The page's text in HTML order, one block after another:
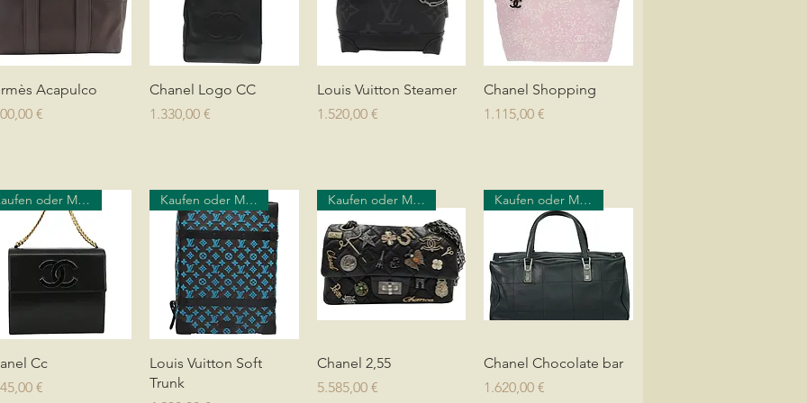
Schnellansicht
Acapulco
€
Schnellansicht
Chanel Logo CC
Preis
1.330,00 €
Schnellansicht
Louis Vuitton Steamer
Preis
1.520,00 €
Schnellansicht
Chanel Shopping
Preis
1.115,00 €
Schnellansicht
Kaufen oder Mieten
Cc
€
Schnellansicht
Kaufen oder Mieten
Louis Vuitton Soft
Trunk
Schnellansicht
Kaufen oder Mieten
Chanel 2,55
Preis
5.585,00 €
Schnellansicht
Kaufen oder Mieten
Chanel Chocolate bar
Preis
1.620,00 €